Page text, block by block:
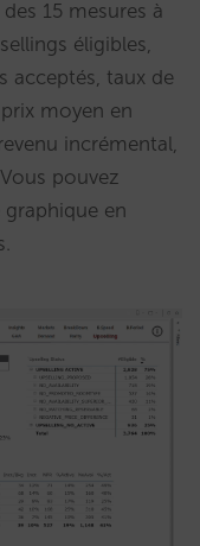
15 mesures à
éligibles,
acceptés, taux de
moyen en
incrémental,
pouvez
en